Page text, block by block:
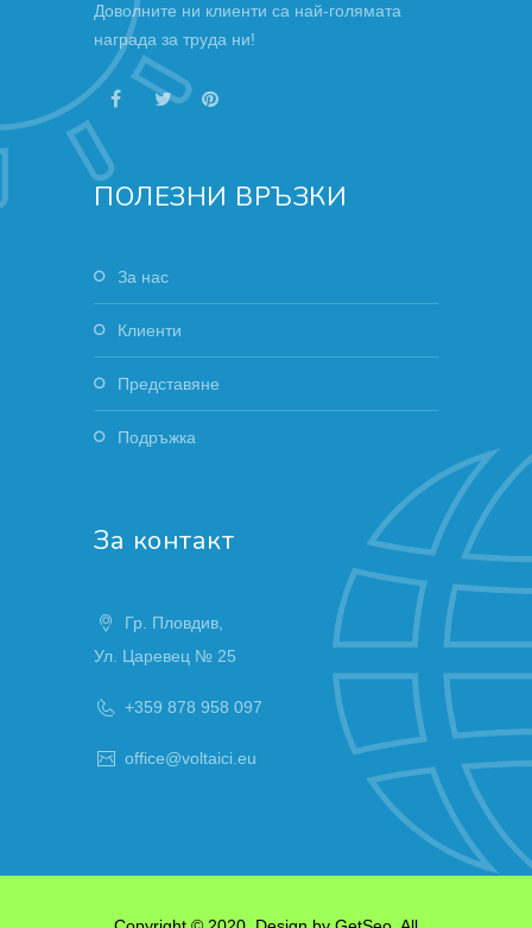
Доволните ни клиенти са най-голямата
награда за труда ни!
ПОЛЕЗНИ ВРЪЗКИ
За нас
Клиенти
Представяне
Подръжка
За контакт
Гр. Пловдив,
Ул. Царевец № 25
+359 878 958 097
office@voltaici.eu